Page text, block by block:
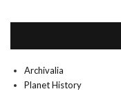
Archivalia
Planet History